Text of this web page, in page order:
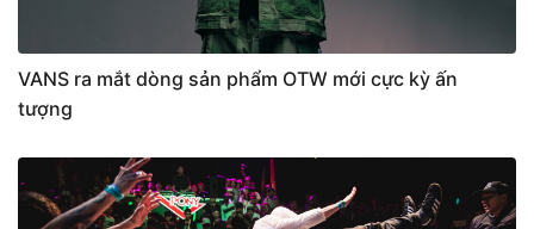
VANS ra mắt dòng sản phẩm OTW mới cực kỳ ấn
tượng